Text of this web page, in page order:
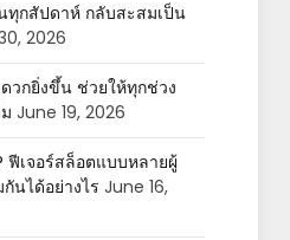
ทุกสัปดาห์ กลับสะสมเป็น
2026
วกยิ่งขึ้น ช่วยให้ทุกช่วง
June 19, 2026
ฟีเจอร์สล็อตแบบหลายผู้
นได้อย่างไร June 16,